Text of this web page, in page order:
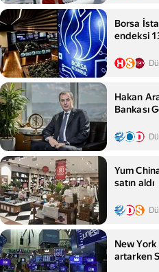
Borsa
endeksi
Hakan
Bankası
Yum
satın aldı
New York
artarken